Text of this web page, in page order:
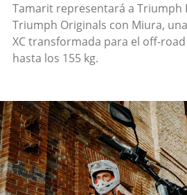
Tamarit representará a Triumph
Triumph Originals con Miura,
XC transformada para el off-
hasta los 155 kg.